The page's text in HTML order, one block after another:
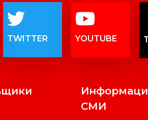
TWITTER YOUTUBE
СМИ